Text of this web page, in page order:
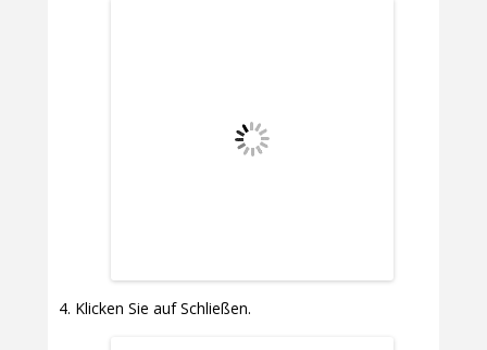
Klicken Sie auf Schließen.